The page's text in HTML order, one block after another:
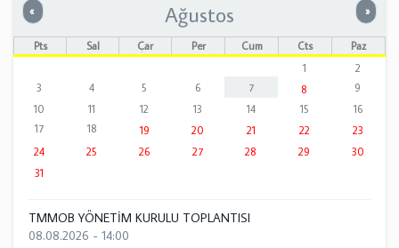
« Önceki »
Ağustos
Pts Sal Çar Per Cum Cts
Paz
1
2
3
4 5 6 7 8
9
10
11 12 13 14 15
16
17
18 19 20 21 22
23
24
25 26 27 28 29
30
31
TMMOB YÖNETİM KURULU TOPLANTISI
08.08.2026 - 14:00